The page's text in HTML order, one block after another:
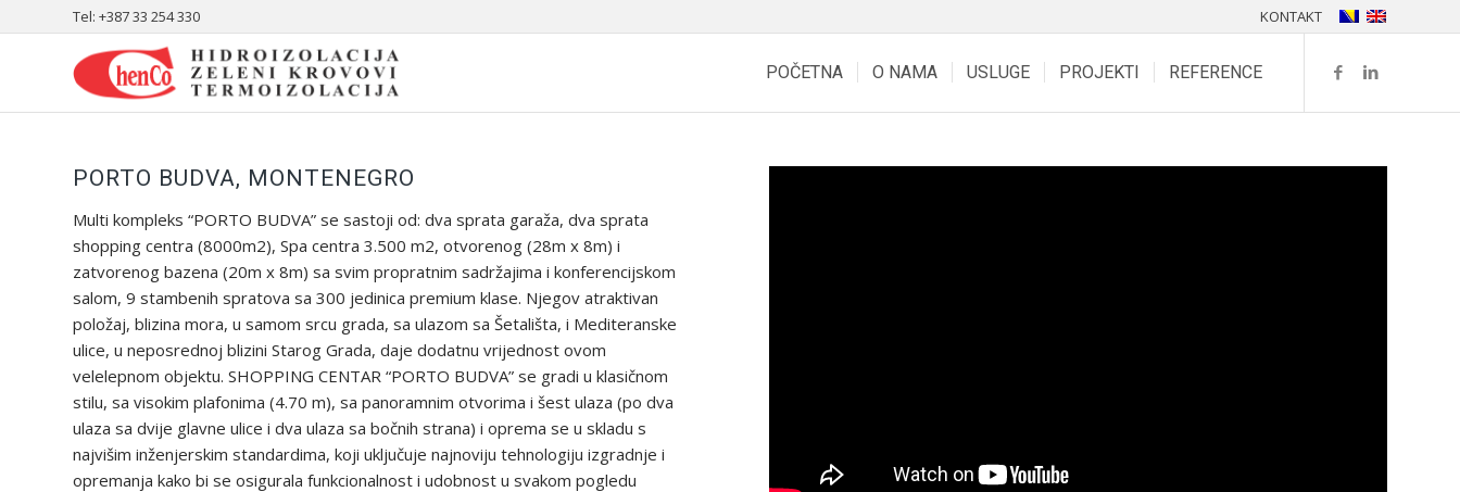
KONTAKT
Tel: +387 33 254 330
POČETNA O NAMA USLUGE PROJEKTI REFERENCE
PORTO BUDVA, MONTENEGRO
Multi kompleks “PORTO BUDVA” se sastoji od: dva sprata garaža, dva sprata
shopping centra (8000m2), Spa centra 3.500 m2, otvorenog (28m x 8m) i
zatvorenog bazena (20m x 8m) sa svim propratnim sadržajima i konferencijskom
salom, 9 stambenih spratova sa 300 jedinica premium klase. Njegov atraktivan
položaj, blizina mora, u samom srcu grada, sa ulazom sa Šetališta, i Mediteranske
ulice, u neposrednoj blizini Starog Grada, daje dodatnu vrijednost ovom
velelepnom objektu. SHOPPING CENTAR “PORTO BUDVA” se gradi u klasičnom
stilu, sa visokim plafonima (4.70 m), sa panoramnim otvorima i šest ulaza (po dva
ulaza sa dvije glavne ulice i dva ulaza sa bočnih strana) i oprema se u skladu s
najvišim inženjerskim standardima, koji uključuje najnoviju tehnologiju izgradnje i
opremanja kako bi se osigurala funkcionalnost i udobnost u svakom pogledu